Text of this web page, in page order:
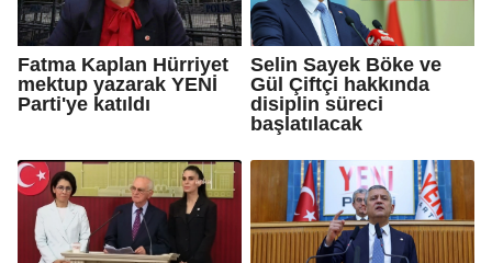
Fatma Kaplan Hürriyet
mektup yazarak YENİ
Parti'ye katıldı
Selin Sayek Böke ve
Gül Çiftçi hakkında
disiplin süreci
başlatılacak